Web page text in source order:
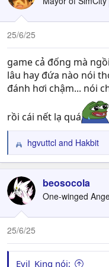
25/6/25
game cả đống mà
lâu hay đứa nào nói
đánh hơi chậm... nói
rồi cái nết lạ quá
R
e
c
t
i
o
n
:
hgvuttcl and Hakbit
beosocola
One-winged
25/6/25
Evil_King nói: